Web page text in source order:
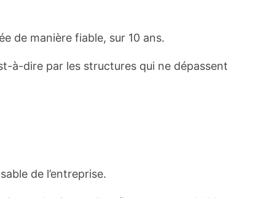
de manière fiable, sur 10 ans.
à-dire par les structures qui ne dépassent
de l’entreprise.